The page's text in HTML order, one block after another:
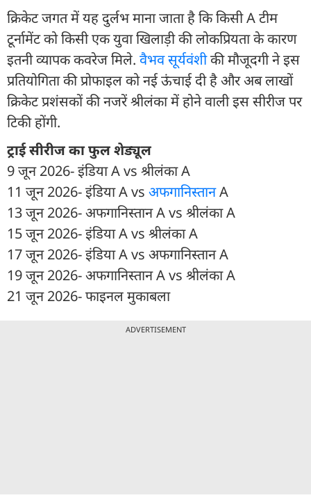
क्रिकेट जगत में यह दुर्लभ माना जाता है कि किसी A टीम
टूर्नामेंट को किसी एक युवा खिलाड़ी की लोकप्रियता के कारण
इतनी व्यापक कवरेज मिले. वैभव सूर्यवंशीकी मौजूदगी ने इस
प्रतियोगिता की प्रोफाइल को नई ऊंचाई दी है और अब लाखों
क्रिकेट प्रशंसकों की नजरें श्रीलंका में होने वाली इस सीरीज पर
टिकी होंगी.
ट्राई सीरीज का फुल शेड्यूल
9 जून 2026- इंड‍िया A vs श्रीलंका A
11 जून 2026- इंड‍िया A vs अफगानिस्तानA
13 जून 2026- अफगानिस्तान A vs श्रीलंका A
15 जून 2026- इंड‍िया A vs श्रीलंका A
17 जून 2026- इंड‍िया A vs अफगानिस्तान A
19 जून 2026- अफगानिस्तान A vs श्रीलंका A
21 जून 2026- फाइनल मुकाबला
ADVERTISEMENT